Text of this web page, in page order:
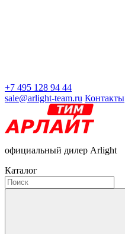
+7 495 128 94 44
sale@arlight-team.ru Контакты
официальный дилер Arlight
Каталог